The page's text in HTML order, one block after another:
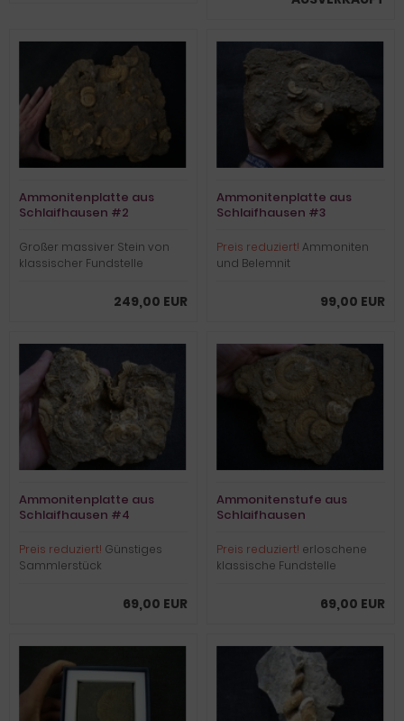
Ammonitenplatte aus
Schlaifhausen #2
Großer massiver Stein von
klassischer Fundstelle
249,00 EUR
Ammonitenplatte aus
Schlaifhausen #3
Preis reduziert! Ammoniten
und Belemnit
99,00 EUR
Ammonitenplatte aus
Schlaifhausen #4
Preis reduziert! Günstiges
Sammlerstück
69,00 EUR
Ammonitenstufe aus
Schlaifhausen
Preis reduziert! erloschene
klassische Fundstelle
69,00 EUR